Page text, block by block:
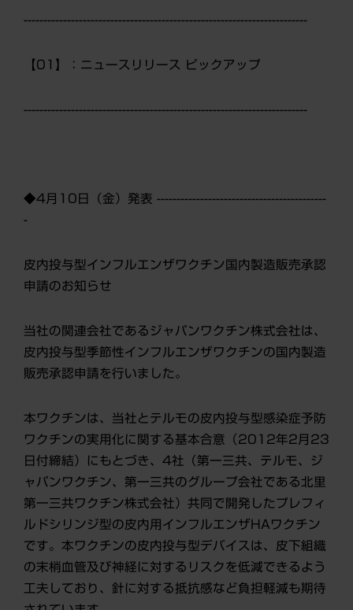
------------------------------------------------------------------------
【01】：ニュースリリース ピックアップ
------------------------------------------------------------------------
◆4月10日（金）発表 -------------------------------------------
-
皮内投与型インフルエンザワクチン国内製造販売承認
申請のお知らせ
当社の関連会社であるジャパンワクチン株式会社は、
皮内投与型季節性インフルエンザワクチンの国内製造
販売承認申請を行いました。
本ワクチンは、当社とテルモの皮内投与型感染症予防
ワクチンの実用化に関する基本合意（2012年2月23
日付締結）にもとづき、4社（第一三共、テルモ、ジ
ャパンワクチン、第一三共のグループ会社である北里
第一三共ワクチン株式会社）共同で開発したプレフィ
ルドシリンジ型の皮内用インフルエンザHAワクチン
です。本ワクチンの皮内投与型デバイスは、皮下組織
の末梢血管及び神経に対するリスクを低減できるよう
工夫しており、針に対する抵抗感など負担軽減も期待